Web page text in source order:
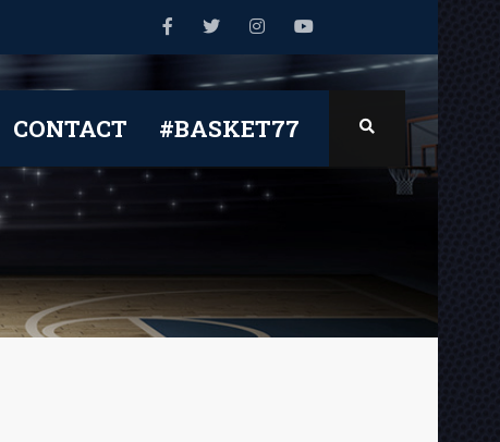
CONTACT #BASKET77